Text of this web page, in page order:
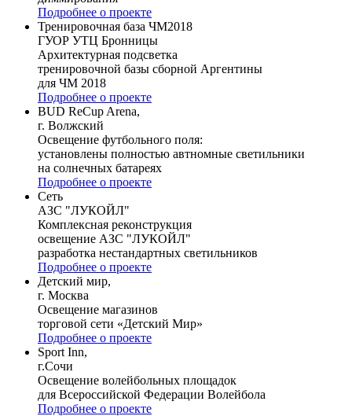
Подробнее о проекте
Тренировочная база ЧМ2018
ГУОР УТЦ Бронницы
Архитектурная подсветка
тренировочной базы сборной Аргентины
для ЧМ 2018
Подробнее о проекте
BUD ReCup Arena,
г. Волжский
Освещение футбольного поля:
установлены полностью автномные светильники
на солнечных батареях
Подробнее о проекте
Сеть
АЗС "ЛУКОЙЛ"
Комплексная реконструкция
освещение АЗС "ЛУКОЙЛ"
разработка нестандартных светильников
Подробнее о проекте
Детский мир,
г. Москва
Освещение магазинов
торговой сети «Детский Мир»
Подробнее о проекте
Sport Inn,
г.Сочи
Освещение волейбольных площадок
для Всероссийской Федерации Волейбола
Подробнее о проекте